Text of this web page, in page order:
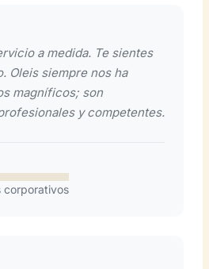
a medida. Te sientes
Oleis siempre nos ha
magníficos; son
y competentes.
corporativos